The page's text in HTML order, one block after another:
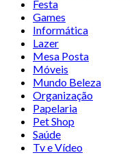
Festa
Games
Informática
Lazer
Mesa Posta
Móveis
Mundo Beleza
Organização
Papelaria
Pet Shop
Saúde
Tv e Vídeo